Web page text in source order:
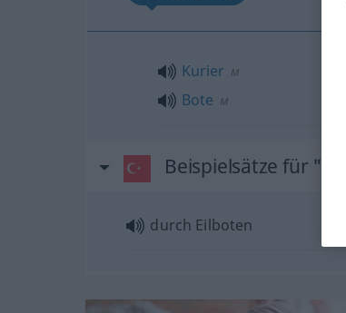
Kurier M
Bote M
Beispielsätze für
durch Eilboten